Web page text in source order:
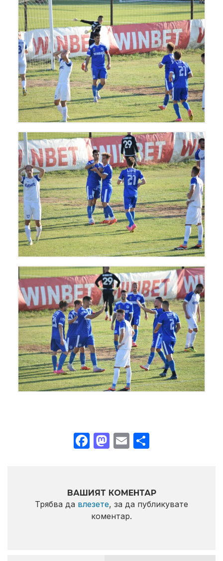
Facebook
Mastodon
Email
ВАШИЯТ КОМЕНТАР
Трябва да влезете, за да публикувате
коментар.